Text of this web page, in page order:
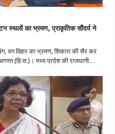
स्थलों का भ्रमण, प्राकृतिक सौंदर्य ने
वन विहार का भ्रमण, शिकारा की सैर कर